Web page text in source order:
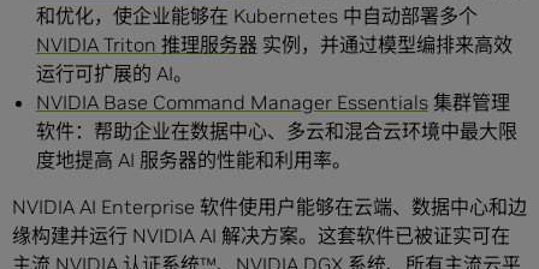
和优化，使企业能够在 Kubernetes 中自动部署多个
NVIDIA Triton 推理服务器 实例，并通过模型编排来高效
运行可扩展的 AI。
NVIDIA Base Command Manager Essentials 集群管理
软件：帮助企业在数据中心、多云和混合云环境中最大限
度地提高 AI 服务器的性能和利用率。
NVIDIA AI Enterprise 软件使用户能够在云端、数据中心和边
缘构建并运行 NVIDIA AI 解决方案。这套软件已被证实可在